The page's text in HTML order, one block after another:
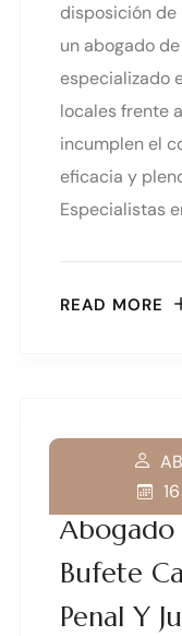
disposición
un abogado
especializado
locales frente
incumplen el
eficacia y
Especialistas
READ MORE
Abogado
Bufete
Penal Y